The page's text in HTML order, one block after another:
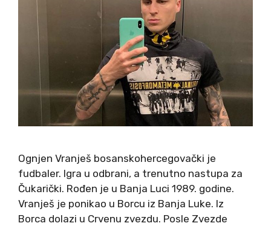
Ognjen Vranješ bosanskohercegovački je
fudbaler. Igra u odbrani, a trenutno nastupa za
Čukarički. Rođen je u Banja Luci 1989. godine.
Vranješ je ponikao u Borcu iz Banja Luke. Iz
Borca dolazi u Crvenu zvezdu. Posle Zvezde